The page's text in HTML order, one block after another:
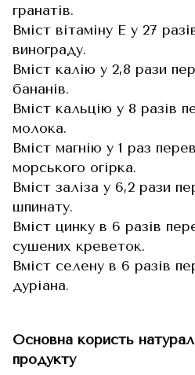
гранатів.
Вміст вітаміну Е у 27
винограду.
Вміст калію у 2,8 рази
бананів.
Вміст кальцію у 8 разів
молока.
Вміст магнію у 1 раз
морського огірка.
Вміст заліза у 6,2 рази
шпинату.
Вміст цинку в 6 разів
сушених креветок.
Вміст селену в 6 разів
дуріана.
Основна користь
продукту